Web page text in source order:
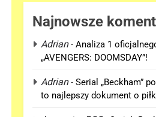
Najnowsze
Adrian-Analiza 1
„AVENGERS: DOOMSDAY”!
Adrian-Serial „Beckham”
to najlepszy dokument o